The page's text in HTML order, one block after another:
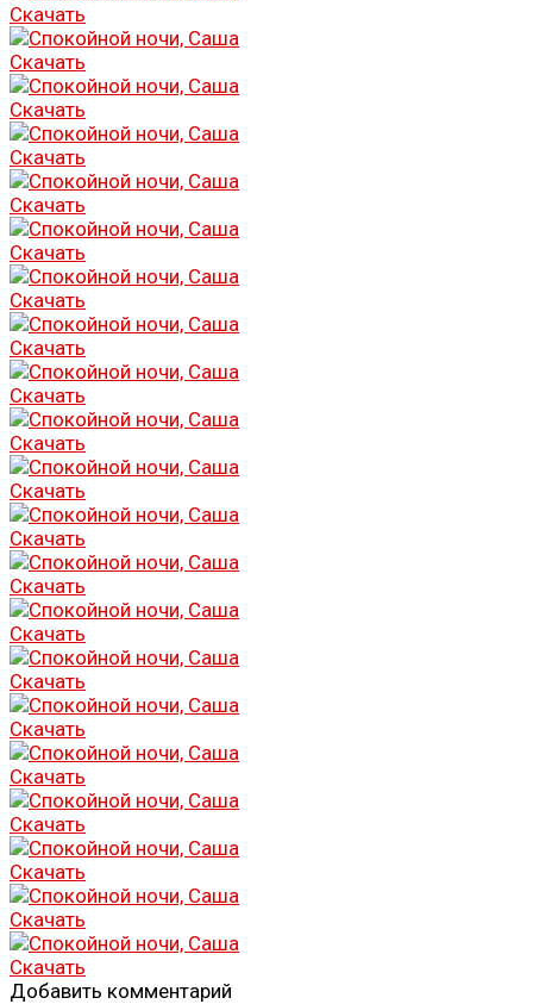
Скачать
Скачать
Скачать
Скачать
Скачать
Скачать
Скачать
Скачать
Скачать
Скачать
Скачать
Скачать
Скачать
Скачать
Скачать
Скачать
Скачать
Скачать
Скачать
Скачать
Скачать
Добавить комментарий